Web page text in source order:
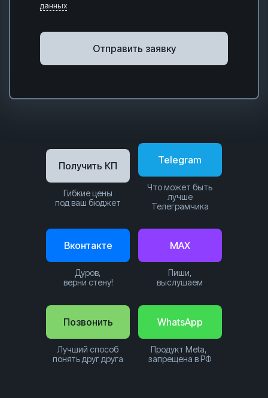
данных
Отправить заявку
Позвонить
Лучший способ
понять друг друга
WhatsApp
Продукт Meta,
запрещена в РФ
Telegram
Что может быть
лучше
Телеграмчика
Вконтакте
Дуров,
верни стену!
Получить КП
Гибкие цены
под ваш бюджет
MAX
Пиши,
выслушаем